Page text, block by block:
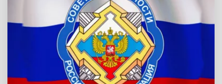
- дети, ранены более 600. За год до нее день в
день произошла аналогичная катастрофа под
Арзамасом.